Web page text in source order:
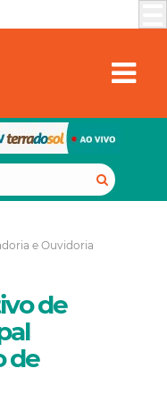
e Ouvidoria
de
de